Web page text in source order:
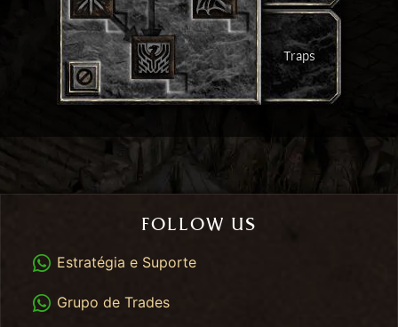
Traps
FOLLOW US
WhatsApp
Estratégia e Suporte
WhatsApp Trades
Grupo de Trades